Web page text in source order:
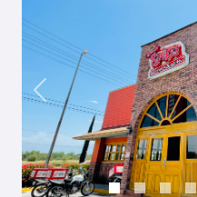
Previous